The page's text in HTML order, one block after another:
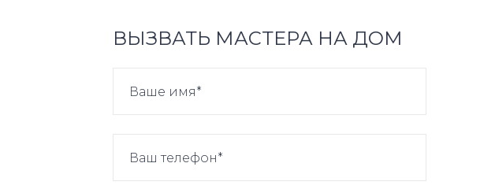
ВЫЗВАТЬ МАСТЕРА НА ДОМ